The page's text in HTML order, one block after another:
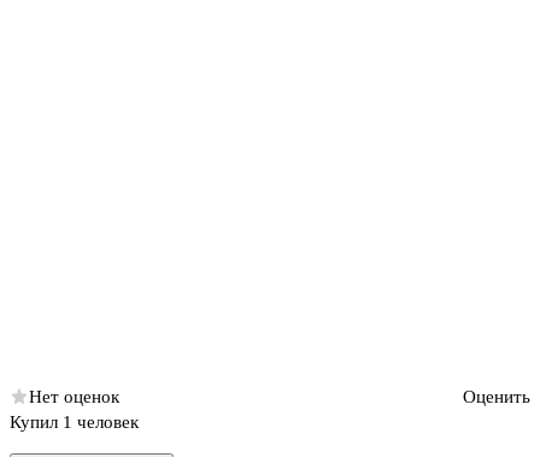
Нет оценок
Оценить
Купил 1 человек